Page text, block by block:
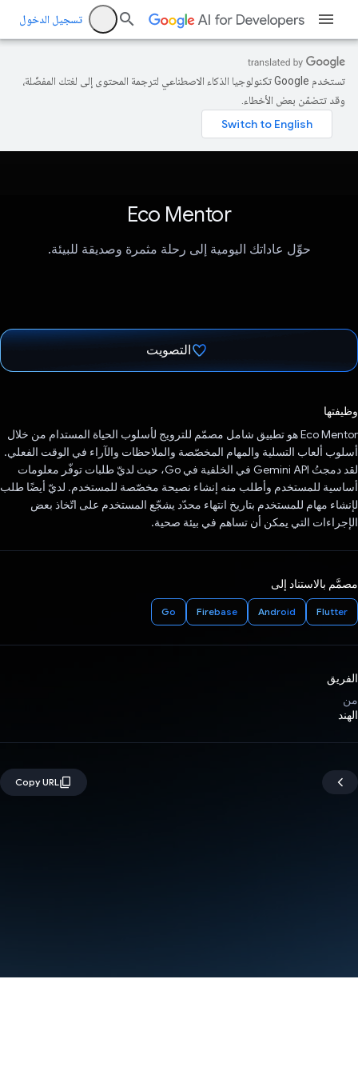
تسجيل الدخول
تستخدم Google تكنولوجيا الذكاء الاصطناعي لترجمة المحتوى إلى لغتك المفضّلة،
وقد تتضمّن بعض الأخطاء.
Eco Mentor
حوِّل عاداتك اليومية إلى رحلة مثمرة وصديقة للبيئة.
التصويت
وظيفتها
‫Eco Mentor هو تطبيق شامل مصمّم للترويج لأسلوب الحياة المستدام من خلال
أسلوب ألعاب التسلية والمهام المخصّصة والملاحظات والآراء في الوقت الفعلي.
لقد دمجتُ Gemini API في الخلفية في Go، حيث لديّ طلبات توفّر معلومات
أساسية للمستخدم وأطلب منه إنشاء نصيحة مخصّصة للمستخدم. لديّ أيضًا طلب
لإنشاء مهام للمستخدم بتاريخ انتهاء محدّد يشجّع المستخدم على اتّخاذ بعض
الإجراءات التي يمكن أن تساهم في بيئة صحية.
مصمَّم بالاستناد إلى
Flutter
Android
Firebase
Go
الفريق
من
الهند